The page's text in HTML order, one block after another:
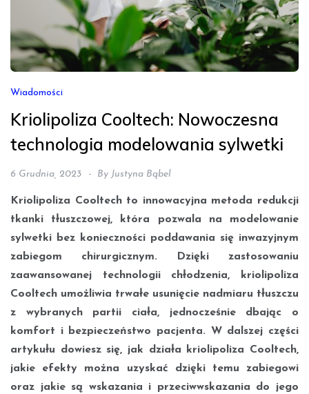
Wiadomości
Kriolipoliza Cooltech: Nowoczesna
technologia modelowania sylwetki
6 Grudnia, 2023 By Justyna Bąbel
Kriolipoliza Cooltech to innowacyjna metoda redukcji
tkanki tłuszczowej, która pozwala na modelowanie
sylwetki bez konieczności poddawania się inwazyjnym
zabiegom chirurgicznym. Dzięki zastosowaniu
zaawansowanej technologii chłodzenia, kriolipoliza
Cooltech umożliwia trwałe usunięcie nadmiaru tłuszczu
z wybranych partii ciała, jednocześnie dbając o
komfort i bezpieczeństwo pacjenta. W dalszej części
artykułu dowiesz się, jak działa kriolipoliza Cooltech,
jakie efekty można uzyskać dzięki temu zabiegowi
oraz jakie są wskazania i przeciwwskazania do jego